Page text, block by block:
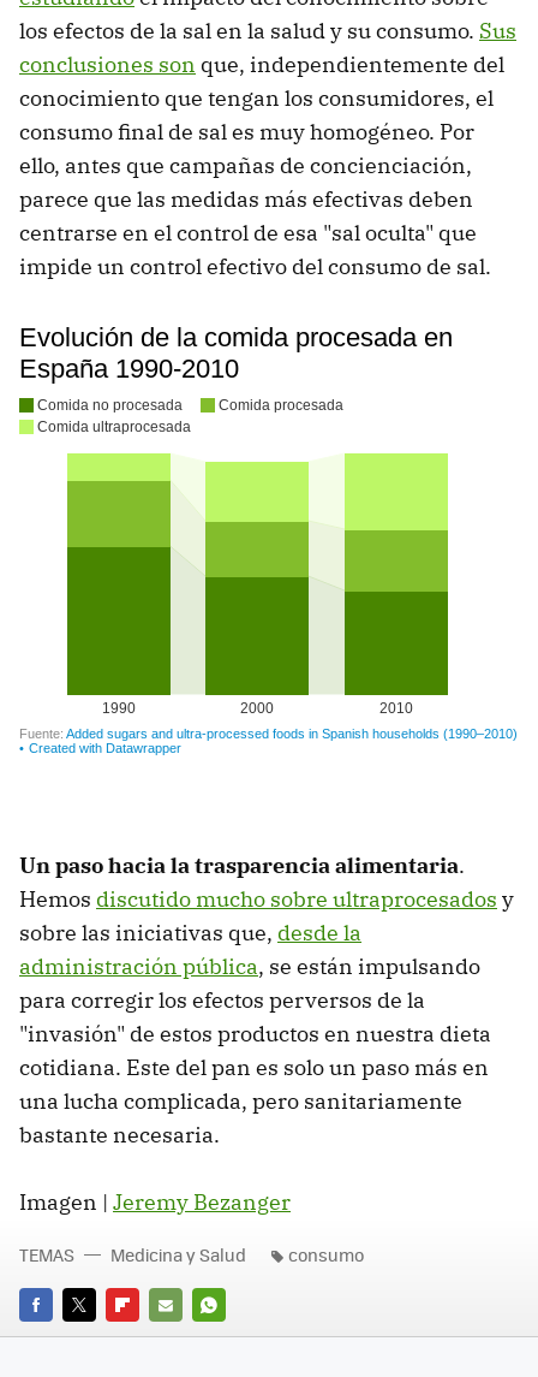
los efectos de la sal en la salud y su consumo. Sus
conclusiones son que, independientemente del
conocimiento que tengan los consumidores, el
consumo final de sal es muy homogéneo. Por
ello, antes que campañas de concienciación,
parece que las medidas más efectivas deben
centrarse en el control de esa "sal oculta" que
impide un control efectivo del consumo de sal.
Un paso hacia la trasparencia alimentaria.
Hemos discutido mucho sobre ultraprocesados y
sobre las iniciativas que, desde la
administración pública, se están impulsando
para corregir los efectos perversos de la
"invasión" de estos productos en nuestra dieta
cotidiana. Este del pan es solo un paso más en
una lucha complicada, pero sanitariamente
bastante necesaria.
Imagen | Jeremy Bezanger
FACEBOOK
TWITTERFLIPBOARD
E-
WHATSAPP
TEMAS Medicina y Salud consumo